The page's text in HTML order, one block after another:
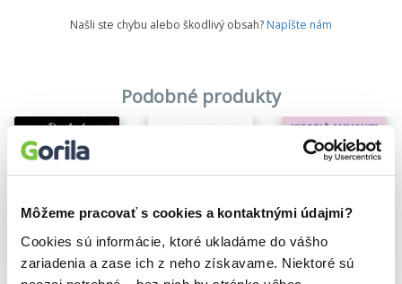
Môžeme pracovať s cookies a kontaktnými údajmi?
Cookies sú informácie, ktoré ukladáme do vášho
zariadenia a zase ich z neho získavame. Niektoré sú
Našli ste chybu alebo škodlivý obsah? Napíšte nám
Podobné produkty
Na sklade Na sklade